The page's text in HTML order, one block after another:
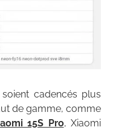
cadencés plus
de gamme, comme
15S Pro, Xiaomi